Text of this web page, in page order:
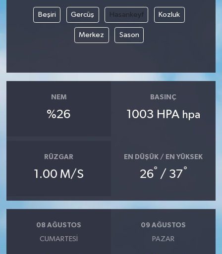
Beşiri Gercüş Hasankeyf Kozluk
Merkez Sason
NEM
%26
BASINÇ
1003 HPA hpa
RÜZGAR
1.00 M/S
EN DÜŞÜK / EN YÜKSEK
26° / 37°
08 AĞUSTOS
CUMARTESI
09 AĞUSTOS
PAZAR